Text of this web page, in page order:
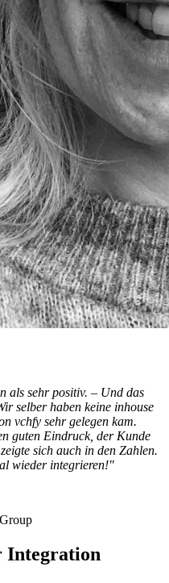
als sehr positiv. – Und das
selber haben keine inhouse
vchfy sehr gelegen kam.
guten Eindruck, der Kunde
sich auch in den Zahlen.
wieder integrieren!"
Integration